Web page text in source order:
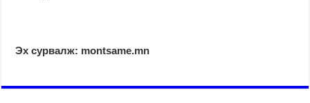
Эх сурвалж: montsame.mn